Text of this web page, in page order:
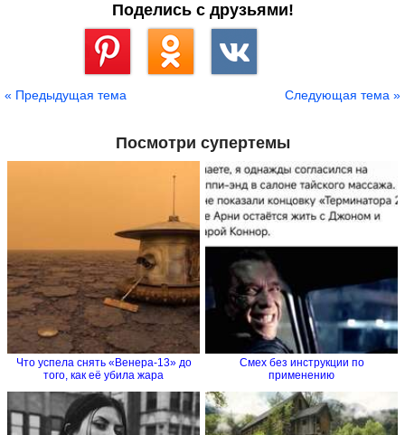
Поделись с друзьями!
« Предыдущая тема Следующая тема »
Посмотри супертемы
Что успела снять «Венера-13» до
того, как её убила жара
Смех без инструкции по
применению